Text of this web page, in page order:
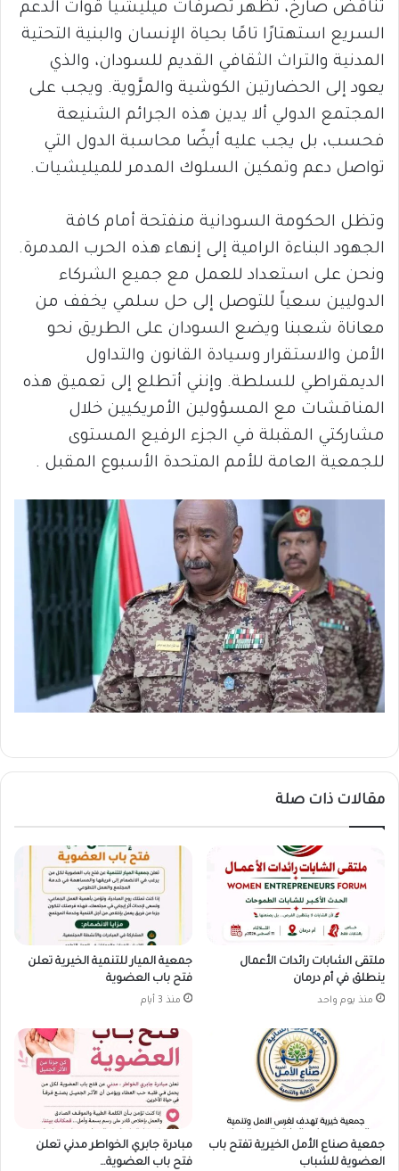
تناقض صارخ، تظهر تصرفات ميليشيا قوات الدعم
السريع استهتارًا تامًا بحياة الإنسان والبنية التحتية
المدنية والتراث الثقافي القديم للسودان، والذي
يعود إلى الحضارتين الكوشية والمرَّوية. ويجب على
المجتمع الدولي ألا يدين هذه الجرائم الشنيعة
فحسب، بل يجب عليه أيضًا محاسبة الدول التي
تواصل دعم وتمكين السلوك المدمر للميليشيات.
وتظل الحكومة السودانية منفتحة أمام كافة
الجهود البناءة الرامية إلى إنهاء هذه الحرب المدمرة.
ونحن على استعداد للعمل مع جميع الشركاء
الدوليين سعياً للتوصل إلى حل سلمي يخفف من
معاناة شعبنا ويضع السودان على الطريق نحو
الأمن والاستقرار وسيادة القانون والتداول
الديمقراطي للسلطة. وإنني أتطلع إلى تعميق هذه
المناقشات مع المسؤولين الأمريكيين خلال
مشاركتي المقبلة في الجزء الرفيع المستوى
للجمعية العامة للأمم المتحدة الأسبوع المقبل .
مقالات ذات صلة
ملتقى الشابات رائدات الأعمال
ينطلق في أم درمان
منذ يوم واحد
جمعية الميار للتنمية الخيرية تعلن
فتح باب العضوية
منذ 3 أيام
جمعية صناع الأمل الخيرية تفتح باب
العضوية للشباب
مبادرة جابري الخواطر مدني تعلن
فتح باب العضوية…